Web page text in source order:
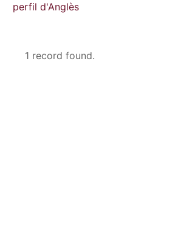
perfil d'Anglès
1 record found.